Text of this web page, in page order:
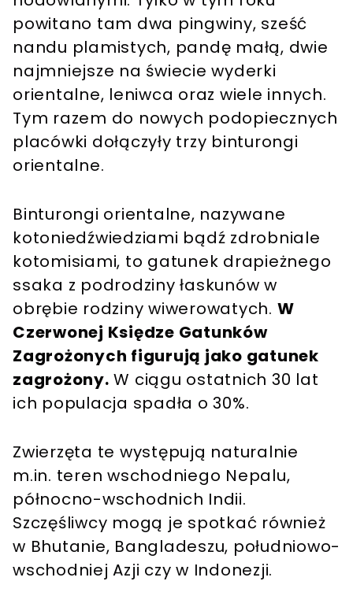
powitano tam dwa pingwiny, sześć
nandu plamistych, pandę małą, dwie
najmniejsze na świecie wyderki
orientalne, leniwca oraz wiele innych.
Tym razem do nowych podopiecznych
placówki dołączyły trzy binturongi
orientalne.
Binturongi orientalne, nazywane
kotoniedźwiedziami bądź zdrobniale
kotomisiami, to gatunek drapieżnego
ssaka z podrodziny łaskunów w
obrębie rodziny wiwerowatych. W
Czerwonej Księdze Gatunków
Zagrożonych figurują jako gatunek
zagrożony. W ciągu ostatnich 30 lat
ich populacja spadła o 30%.
Zwierzęta te występują naturalnie
m.in. teren wschodniego Nepalu,
północno-wschodnich Indii.
Szczęśliwcy mogą je spotkać również
w Bhutanie, Bangladeszu, południowo-
wschodniej Azji czy w Indonezji.